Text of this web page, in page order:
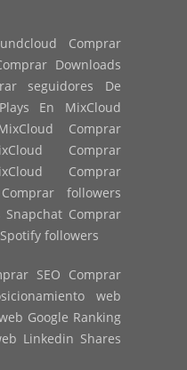
Comprar
Downloads
seguidores De
En MixCloud
Comprar
Comprar
Comprar
followers
Comprar
followers
SEO Comprar
web
Google Ranking
Linkedin Shares